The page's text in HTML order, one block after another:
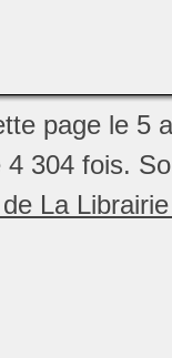
page le 5
304 fois.
La